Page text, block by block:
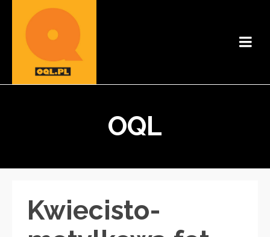
OQL
Kwiecisto-